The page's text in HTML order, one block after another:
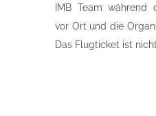
IMB Team während
vor Ort und die
Das Flugticket ist